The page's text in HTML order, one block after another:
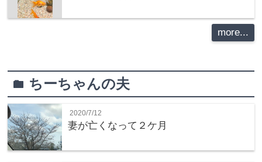
more...
folder ちーちゃんの夫
2020/7/12
妻が亡くなって２ケ月